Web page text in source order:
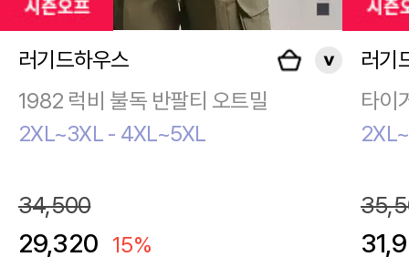
러기드하우스
1982 럭비 불독 반팔티 오트밀
2XL~3XL - 4XL~5XL
34,500
29,320 15%
러기
타이